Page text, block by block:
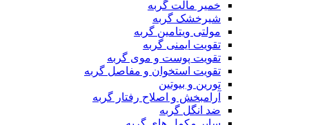
خمیر مالت گربه
شیرخشک گربه
مولتی ویتامین گربه
تقویت ایمنی گربه
تقویت پوست و موی گربه
تقویت استخوان و مفاصل گربه
تورین و بیوتین
آرامبخش و اصلاح رفتار گربه
ضد انگل گربه